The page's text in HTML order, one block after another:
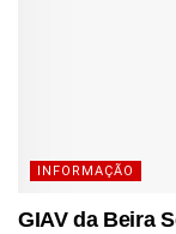
INFORMAÇÃO
GIAV da Beira